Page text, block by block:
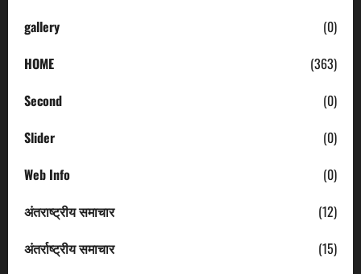
gallery
(0)
HOME
(363)
Second
(0)
Slider
(0)
Web Info
(0)
अंतराष्ट्रीय समाचार
(12)
अंतर्राष्ट्रीय समाचार
(15)